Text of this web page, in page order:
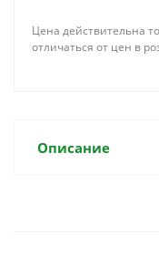
Цена действительна
отличаться от цен в
Описание